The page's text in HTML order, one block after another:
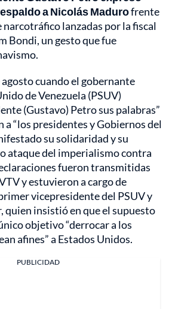
a Nicolás Madurofrente
narcotráfico lanzadas por la fiscal
Bondi, un gesto que fue
cuando el gobernante
de Venezuela (PSUV)
(Gustavo) Petro sus palabras”
a “los presidentes y Gobiernos del
su solidaridad y su
ataque del imperialismo contra
fueron transmitidas
y estuvieron a cargo de
vicepresidente del PSUV y
insistió en que el supuesto
objetivo “derrocar a los
afines” a Estados Unidos.
PUBLICIDAD